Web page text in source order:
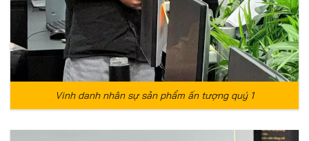
Vinh danh nhân sự sản phẩm ấn tượng quý 1